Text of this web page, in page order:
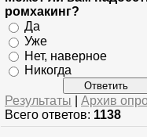
ромхакинг?
Да
Уже
Нет, наверное
Никогда
Результаты
Архив
Всего ответов: 1138